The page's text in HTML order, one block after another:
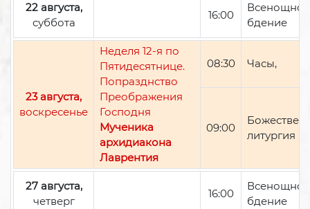
22 августа,
суббота
16:00
Всенощное
бдение
23 августа,
воскресенье
Неделя 12-я по
Пятидесятнице.
Попразднство
Преображения
Господня
Мученика
архидиакона
Лаврентия
08:30 Часы,
09:00
литургия
27 августа,
четверг
16:00
Всенощное
бдение